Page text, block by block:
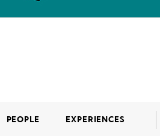
PEOPLE EXPERIENCES